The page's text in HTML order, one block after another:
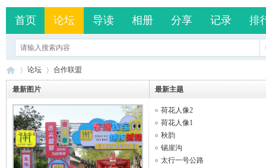
首页 论坛 导读 相册 分享 记录 排
»
论坛
›
合作联盟
最新图片 最新主题
荷花人像2
荷花人像1
秋韵
锡崖沟
太行一号公路